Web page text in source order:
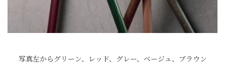
写真左からグリーン、レッド、グレー、ベージュ、ブラウン